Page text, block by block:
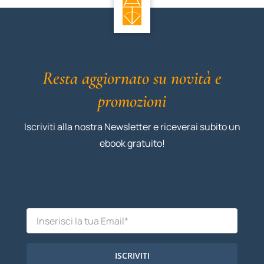
Resta aggiornato su novità e
promozioni
Iscriviti alla nostra Newsletter e riceverai subito un
ebook gratuito!
ISCRIVITI